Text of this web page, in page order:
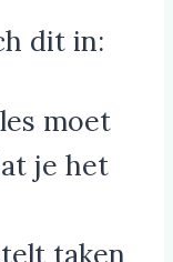
dit in:
moet
je het
taken